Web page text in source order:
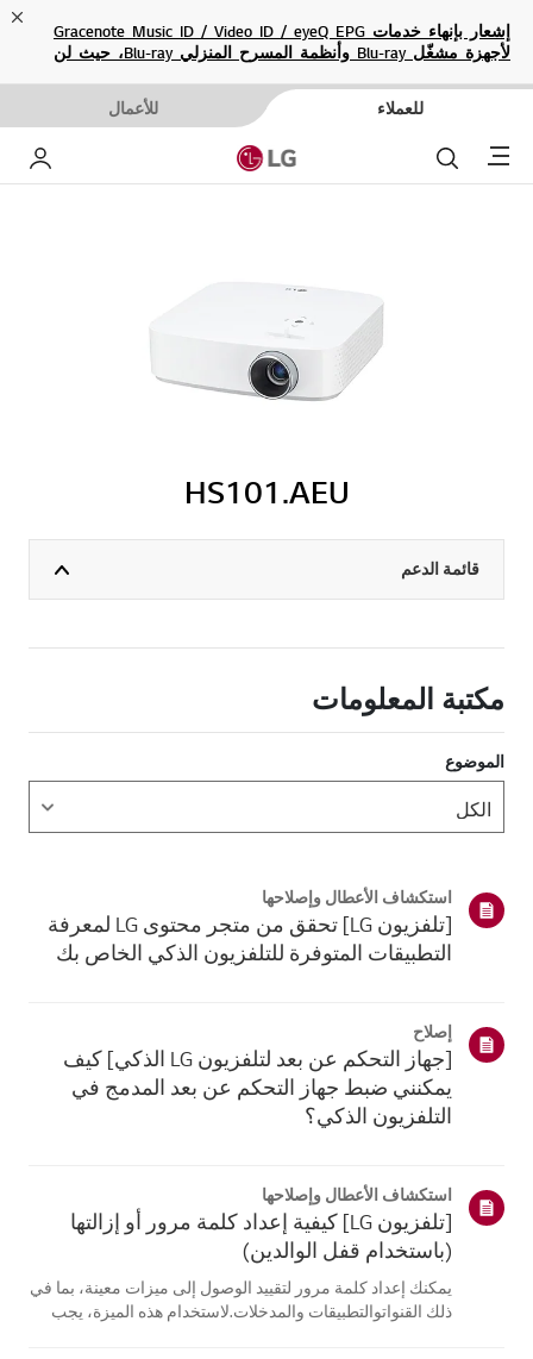
إشعار بإنهاء خدمات Gracenote Music ID / Video ID / eyeQ EPG
لأجهزة مشغّل Blu-ray وأنظمة المسرح المنزلي Blu-ray، حيث لن
للعملاء للأعمال
Menu بحث
HS101.AEU
قائمة الدعم
مكتبة المعلومات
الموضوع
استكشاف الأعطال وإصلاحها
[تلفزيون LG] تحقق من متجر محتوى LG لمعرفة
التطبيقات المتوفرة للتلفزيون الذكي الخاص بك
إصلاح
[جهاز التحكم عن بعد لتلفزيون LG الذكي] كيف
يمكنني ضبط جهاز التحكم عن بعد المدمج في
التلفزيون الذكي؟
استكشاف الأعطال وإصلاحها
[تلفزيون LG] كيفية إعداد كلمة مرور أو إزالتها
(باستخدام قفل الوالدين)
يمكنك إعداد كلمة مرور لتقييد الوصول إلى ميزات معينة، بما في
ذلك القنواتوالتطبيقات والمدخلات.لاستخدام هذه الميزة، يجب